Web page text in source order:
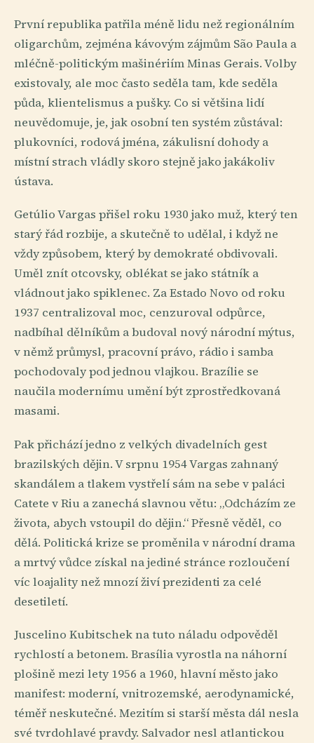
První republika patřila méně lidu než regionálním
oligarchům, zejména kávovým zájmům São Paula a
mléčně-politickým mašinériím Minas Gerais. Volby
existovaly, ale moc často seděla tam, kde seděla
půda, klientelismus a pušky. Co si většina lidí
neuvědomuje, je, jak osobní ten systém zůstával:
plukovníci, rodová jména, zákulisní dohody a
místní strach vládly skoro stejně jako jakákoliv
ústava.
Getúlio Vargas přišel roku 1930 jako muž, který ten
starý řád rozbije, a skutečně to udělal, i když ne
vždy způsobem, který by demokraté obdivovali.
Uměl znít otcovsky, oblékat se jako státník a
vládnout jako spiklenec. Za Estado Novo od roku
1937 centralizoval moc, cenzuroval odpůrce,
nadbíhal dělníkům a budoval nový národní mýtus,
v němž průmysl, pracovní právo, rádio i samba
pochodovaly pod jednou vlajkou. Brazílie se
naučila modernímu umění být zprostředkovaná
masami.
Pak přichází jedno z velkých divadelních gest
brazilských dějin. V srpnu 1954 Vargas zahnaný
skandálem a tlakem vystřelí sám na sebe v paláci
Catete v Riu a zanechá slavnou větu: „Odcházím ze
života, abych vstoupil do dějin.“ Přesně věděl, co
dělá. Politická krize se proměnila v národní drama
a mrtvý vůdce získal na jediné stránce rozloučení
víc loajality než mnozí živí prezidenti za celé
desetiletí.
Juscelino Kubitschek na tuto náladu odpověděl
rychlostí a betonem. Brasília vyrostla na náhorní
plošině mezi lety 1956 a 1960, hlavní město jako
manifest: moderní, vnitrozemské, aerodynamické,
téměř neskutečné. Mezitím si starší města dál nesla
své tvrdohlavé pravdy. Salvador nesl atlantickou